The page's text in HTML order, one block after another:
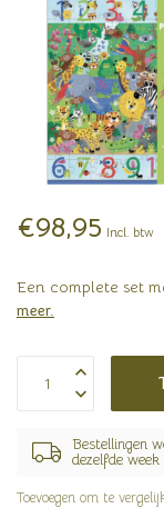
€98,95 Incl. btw
Een complete set
meer.
Bestellingen
dezelfde week
Toevoegen om te